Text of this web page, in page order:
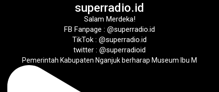
superradio.id
Salam Merdeka!
FB Fanpage : @superradio.id
TikTok : @superradio.id
twitter : @superradioid
Pemerintah Kabupaten Nganjuk berharap Museum Ibu M